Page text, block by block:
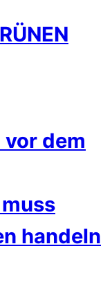
vor dem
handeln